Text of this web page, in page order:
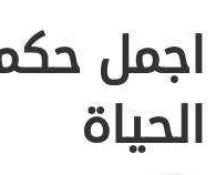
اجمل
الحياة